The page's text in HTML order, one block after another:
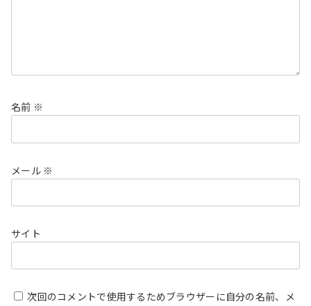
名前 ※
メール ※
サイト
次回のコメントで使用するためブラウザーに自分の名前、メ